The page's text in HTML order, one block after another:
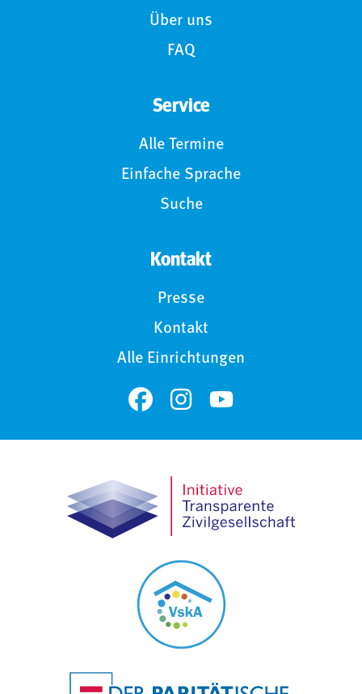
Über uns
FAQ
Service
Alle Termine
Einfache Sprache
Suche
Kontakt
Presse
Kontakt
Alle Einrichtungen